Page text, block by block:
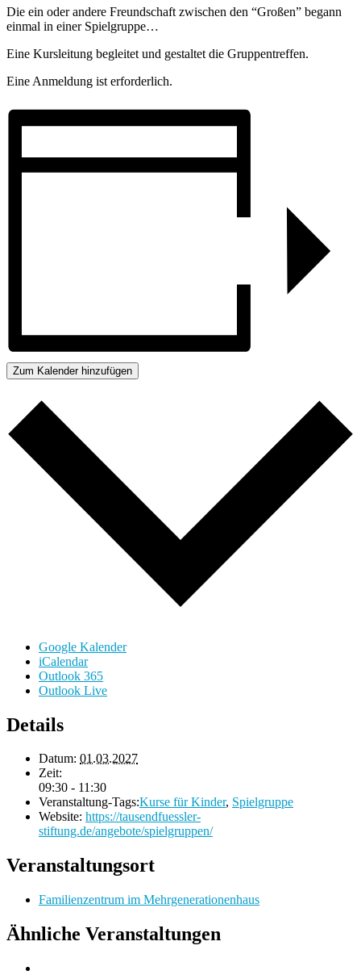
Die ein oder andere Freundschaft zwischen den “Großen” begann
einmal in einer Spielgruppe…
Eine Kursleitung begleitet und gestaltet die Gruppentreffen.
Eine Anmeldung ist erforderlich.
Zum Kalender hinzufügen
Google Kalender
iCalendar
Outlook 365
Outlook Live
Details
Datum: 01.03.2027
Zeit:
09:30 - 11:30
Veranstaltung-Tags:Kurse für Kinder, Spielgruppe
Website: https://tausendfuessler-
stiftung.de/angebote/spielgruppen/
Veranstaltungsort
Familienzentrum im Mehrgenerationenhaus
Ähnliche Veranstaltungen